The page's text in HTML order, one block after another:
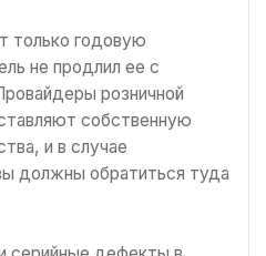
только годовую
не продлил ее с
розничной
собственную
и в случае
должны обратиться туда